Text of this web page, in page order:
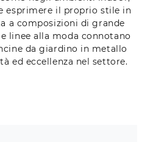
esprimere il proprio stile in
a composizioni di grande
linee alla moda connotano
da giardino in metallo
ed eccellenza nel settore.